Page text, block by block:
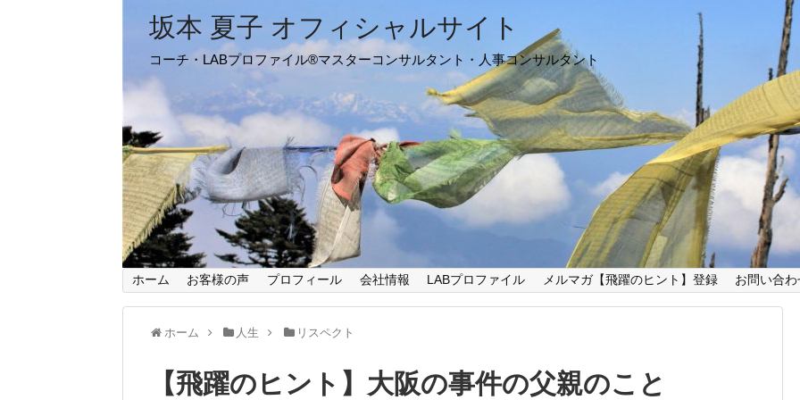
坂本 夏子 オフィシャルサイト
コーチ・LABプロファイル®マスターコンサルタント・人事コンサルタント
ホーム お客様の声 プロフィール 会社情報 LABプロファイル メルマガ【飛躍のヒント】登録 お問い合
ホーム 人生 リスペクト
【飛躍のヒント】大阪の事件の父親のこと